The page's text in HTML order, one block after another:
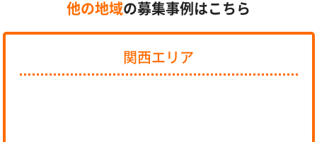
他の地域の募集事例はこちら
関西エリア